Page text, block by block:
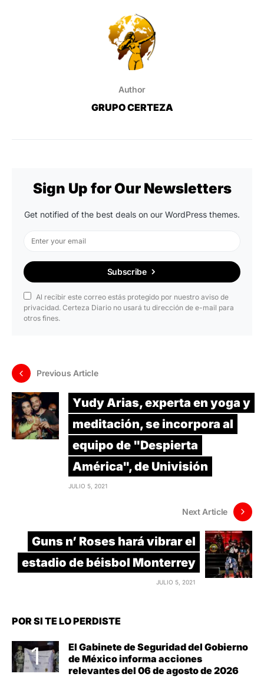
Author
GRUPO CERTEZA
Sign Up for Our Newsletters
Get notified of the best deals on our WordPress themes.
Subscribe
Al recibir este correo estás protegido por nuestro aviso de
privacidad. Certeza Diario no usará tu dirección de e-mail para
otros fines.
Previous Article
Yudy Arias, experta en yoga y
meditación, se incorpora al
equipo de "Despierta
América", de Univisión
JULIO 5, 2021
Next Article
Guns n’ Roses hará vibrar el
estadio de béisbol Monterrey
JULIO 5, 2021
POR SI TE LO PERDISTE
El Gabinete de Seguridad del Gobierno
de México informa acciones
relevantes del 06 de agosto de 2026